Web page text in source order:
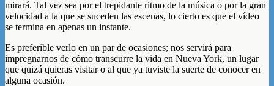
mirará. Tal vez sea por el trepidante ritmo de la música o por la gran
velocidad a la que se suceden las escenas, lo cierto es que el vídeo
se termina en apenas un instante.
Es preferible verlo en un par de ocasiones; nos servirá para
impregnarnos de cómo transcurre la vida en Nueva York, un lugar
que quizá quieras visitar o al que ya tuviste la suerte de conocer en
alguna ocasión.